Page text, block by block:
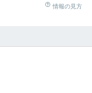
情報の見方